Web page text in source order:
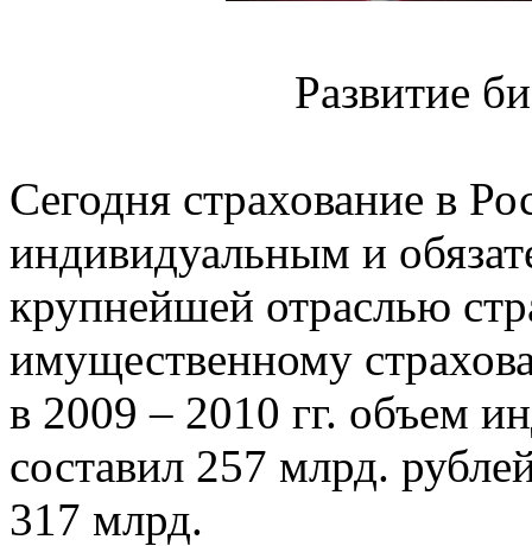
Развитие
Сегодня страхование в
индивидуальным и
крупнейшей отраслью
имущественному
в 2009 – 2010 гг. объем
составил 257 млрд.
317 млрд.